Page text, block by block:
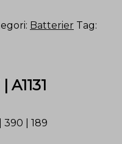
Batterier Tag:
390 | 189